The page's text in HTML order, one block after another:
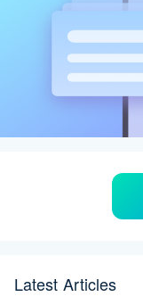
Latest Articles